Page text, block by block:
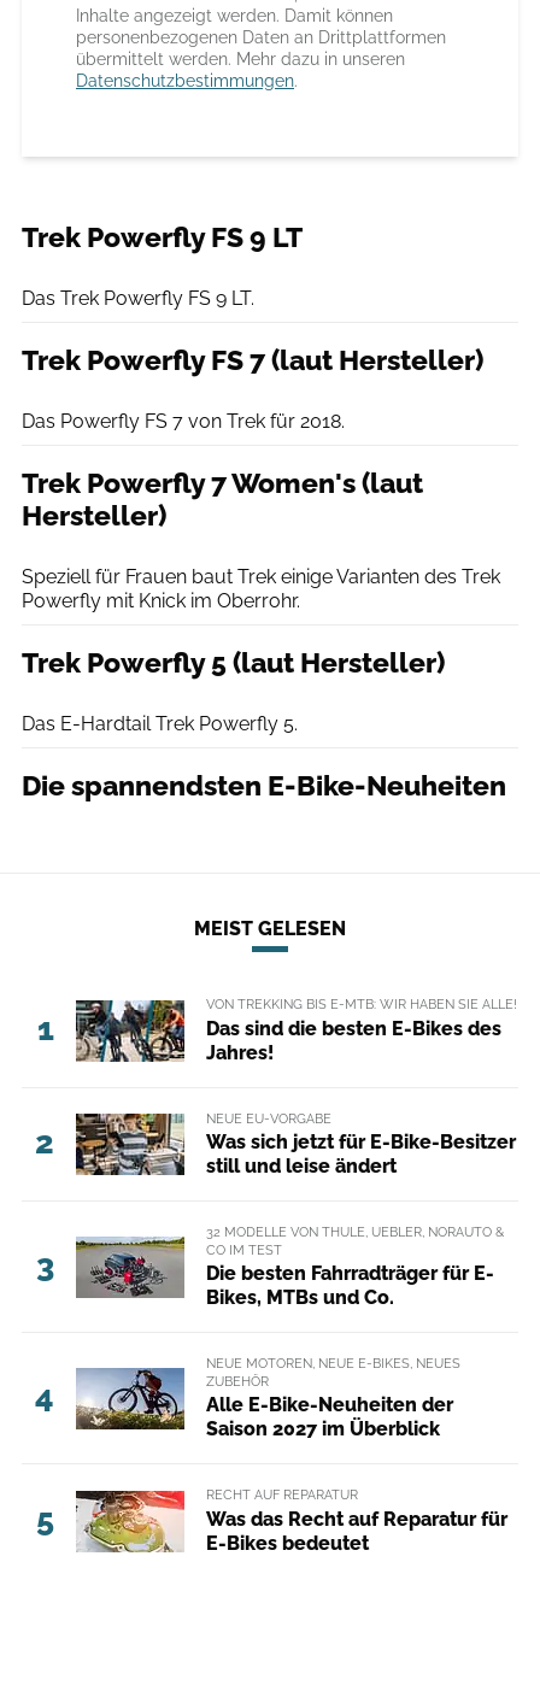
Inhalte angezeigt werden. Damit können
personenbezogenen Daten an Drittplattformen
übermittelt werden. Mehr dazu in unseren
Datenschutzbestimmungen.
Trek Powerfly FS 9 LT
Das Trek Powerfly FS 9 LT.
Trek Powerfly FS 7 (laut Hersteller)
Das Powerfly FS 7 von Trek für 2018.
Trek Powerfly 7 Women's (laut
Hersteller)
Speziell für Frauen baut Trek einige Varianten des Trek
Powerfly mit Knick im Oberrohr.
Trek Powerfly 5 (laut Hersteller)
Das E-Hardtail Trek Powerfly 5.
Die spannendsten E-Bike-Neuheiten
MEIST GELESEN
1
VON TREKKING BIS E-MTB: WIR HABEN SIE ALLE!
Das sind die besten E-Bikes des
Jahres!
2
NEUE EU-VORGABE
Was sich jetzt für E-Bike-Besitzer
still und leise ändert
3
32 MODELLE VON THULE, UEBLER, NORAUTO &
CO IM TEST
Die besten Fahrradträger für E-
Bikes, MTBs und Co.
4
NEUE MOTOREN, NEUE E-BIKES, NEUES
ZUBEHÖR
Alle E-Bike-Neuheiten der
Saison 2027 im Überblick
5
RECHT AUF REPARATUR
Was das Recht auf Reparatur für
E-Bikes bedeutet